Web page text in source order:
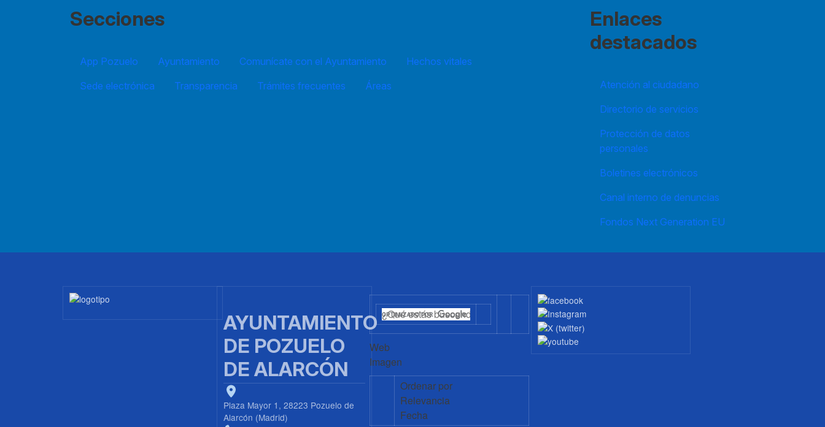
Secciones
App Pozuelo Ayuntamiento Comunícate con el Ayuntamiento
Hechos vitales
Sede electrónica
Transparencia Trámites frecuentes Áreas
Enlaces
destacados
Atención al ciudadano
Directorio de servicios
Protección de datos
personales
Boletines electrónicos
Canal interno de denuncias
Fondos Next Generation EU
Imagen
AYUNTAMIENTO
DE POZUELO
DE ALARCÓN
Plaza Mayor 1, 28223 Pozuelo de
Alarcón (Madrid)
Web
Imagen
Ordenar por
Relevancia
Fecha